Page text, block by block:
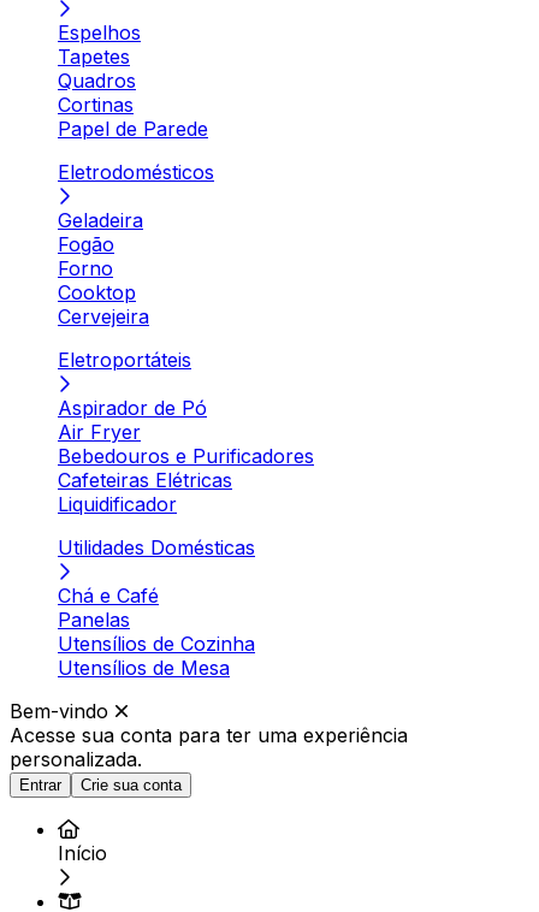
Espelhos
Tapetes
Quadros
Cortinas
Papel de Parede
Eletrodomésticos
Geladeira
Fogão
Forno
Cooktop
Cervejeira
Eletroportáteis
Aspirador de Pó
Air Fryer
Bebedouros e Purificadores
Cafeteiras Elétricas
Liquidificador
Utilidades Domésticas
Chá e Café
Panelas
Utensílios de Cozinha
Utensílios de Mesa
Bem-vindo
Acesse sua conta para ter uma experiência
personalizada.
Entrar Crie sua conta
Início